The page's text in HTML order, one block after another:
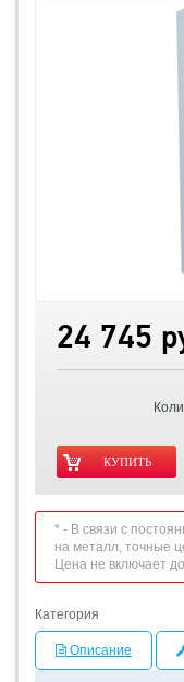
24 745
* - В связи с
на металл, точные
Цена не включает
Категория
Описание